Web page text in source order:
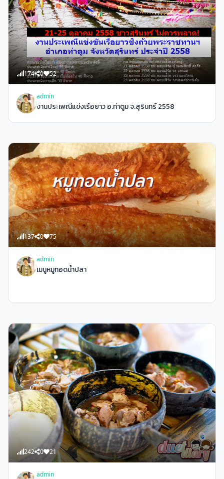
174 0 52
admin
งานประเพณีแข่งเรือยาว อ.ท่าตูม จ.สุรินทร์ 2558
137 0 75
admin
เมนูหมูทอดน้ำปลา
242 0 21
admin